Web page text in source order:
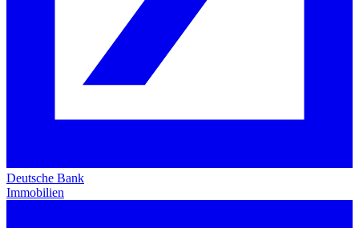
Deutsche Bank
Immobilien